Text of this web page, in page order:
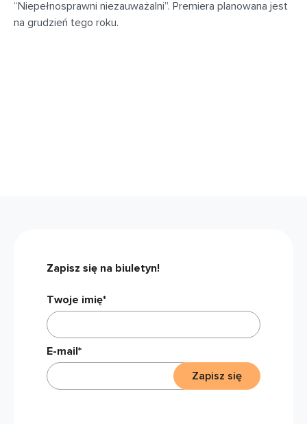
“Niepełnosprawni niezauważalni”. Premiera planowana jest
na grudzień tego roku.
Zapisz się na biuletyn!
Twoje imię*
E-mail*
Zapisz się